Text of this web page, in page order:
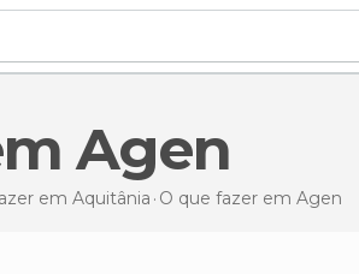
Agen
em Aquitânia O que fazer em Agen